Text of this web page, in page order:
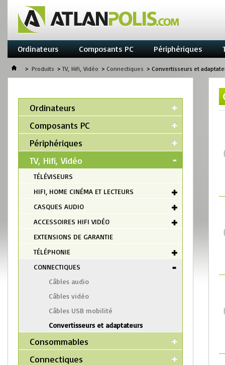
Ordinateurs Composants PC Périphériques
> Produits > TV, Hifi, Vidéo > Connectiques > Convertisseurs et
Ordinateurs
Composants PC
Périphériques
TV, Hifi, Vidéo
TÉLÉVISEURS
HIFI, HOME CINÉMA ET LECTEURS
CASQUES AUDIO
ACCESSOIRES HIFI VIDÉO
EXTENSIONS DE GARANTIE
TÉLÉPHONIE
CONNECTIQUES
Câbles audio
Câbles vidéo
Câbles USB mobilité
Convertisseurs et adaptateurs
Consommables
Connectiques